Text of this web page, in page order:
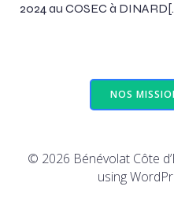
2024 au COSEC à
NOS
© 2026 Bénévolat Côte
using